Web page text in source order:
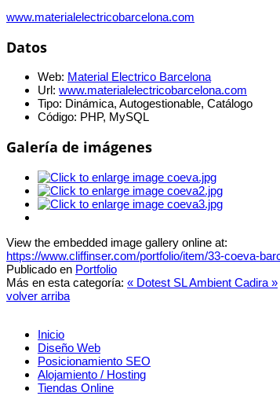
www.materialelectricobarcelona.com
Datos
Web: Material Electrico Barcelona
Url: www.materialelectricobarcelona.com
Tipo: Dinámica, Autogestionable, Catálogo
Código: PHP, MySQL
Galería de imágenes
View the embedded image gallery online at:
https://www.cliffinser.com/portfolio/item/33-coeva-
Publicado en Portfolio
Más en esta categoría: « Dotest SLAmbient Cadira »
volver arriba
Inicio
Diseño Web
Posicionamiento SEO
Alojamiento / Hosting
Tiendas Online